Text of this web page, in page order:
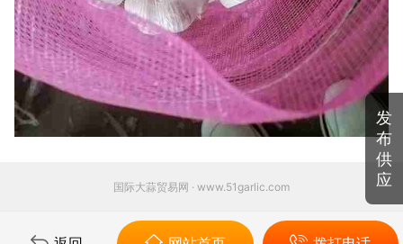
发
布
供
应
国际大蒜贸易网 · www.51garlic.com